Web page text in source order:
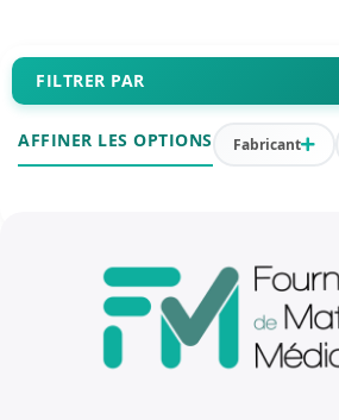
FILTRER PAR
AFFINER LES OPTIONS Fabricant